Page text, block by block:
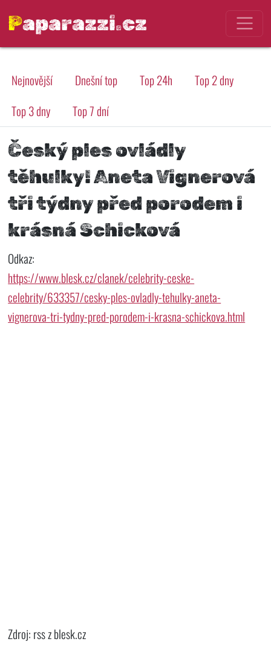
Paparazzi.cz
Nejnovější Dnešní top Top 24h
Top 2 dny
Top 3 dny
Top 7 dní
Český ples ovládly
těhulky! Aneta Vignerová
tři týdny před porodem i
krásná Schicková
Odkaz:
https://www.blesk.cz/clanek/celebrity-ceske-
celebrity/633357/cesky-ples-ovladly-tehulky-aneta-
vignerova-tri-tydny-pred-porodem-i-krasna-schickova.html
Zdroj: rss z blesk.cz